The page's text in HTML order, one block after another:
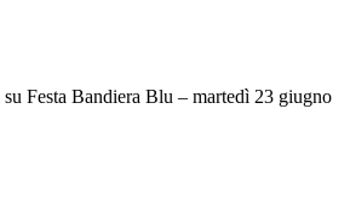
su Festa Bandiera Blu – martedì 23 giugno